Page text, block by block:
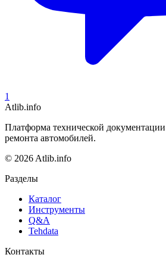
1
Atlib.info
Платформа технической документации
ремонта автомобилей.
© 2026 Atlib.info
Разделы
Каталог
Инструменты
Q&A
Tehdata
Контакты